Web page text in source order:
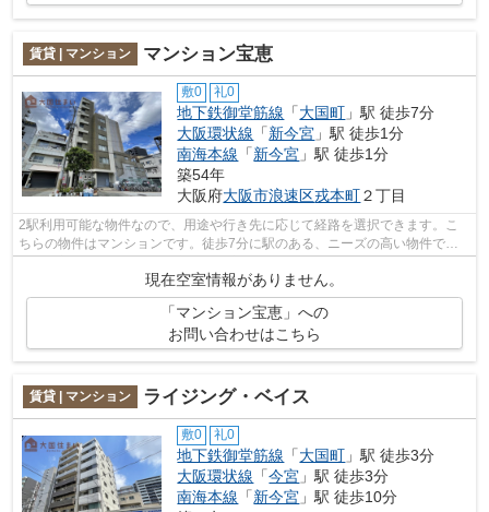
賃貸 | マンション マンション宝恵
敷0 礼0
地下鉄御堂筋線 「大国町 」駅 徒歩7分
大阪環状線 「新今宮 」駅 徒歩1分
南海本線 「新今宮 」駅 徒歩1分
築54年
大阪府大阪市浪速区戎本町２丁目
2駅利用可能な物件なので、用途や行き先に応じて経路を選択できます。こ
ちらの物件はマンションです。徒歩7分に駅のある、ニーズの高い物件で
す。新着情報：マンション宝恵の空室情報...
現在空室情報がありません。
「マンション宝恵」への
お問い合わせはこちら
賃貸 | マンション ライジング・ベイス
敷0 礼0
地下鉄御堂筋線 「大国町 」駅 徒歩3分
大阪環状線 「今宮 」駅 徒歩3分
南海本線 「新今宮 」駅 徒歩10分